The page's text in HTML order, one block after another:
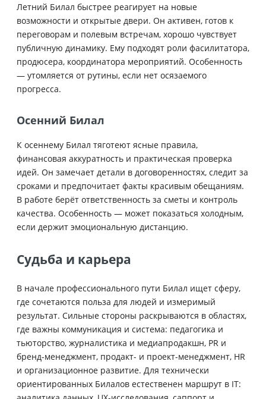
Летний Билал быстрее реагирует на новые
возможности и открытые двери. Он активен, готов к
переговорам и полевым встречам, хорошо чувствует
публичную динамику. Ему подходят роли фасилитатора,
продюсера, координатора мероприятий. Особенность
— утомляется от рутины, если нет осязаемого
прогресса.
Осенний Билал
К осеннему Билал тяготеют ясные правила,
финансовая аккуратность и практическая проверка
идей. Он замечает детали в договоренностях, следит за
сроками и предпочитает факты красивым обещаниям.
В работе берёт ответственность за сметы и контроль
качества. Особенность — может показаться холодным,
если держит эмоциональную дистанцию.
Судьба и карьера
В начале профессионального пути Билал ищет сферу,
где сочетаются польза для людей и измеримый
результат. Сильные стороны раскрываются в областях,
где важны коммуникация и система: педагогика и
тьюторство, журналистика и медиапродакшн, PR и
бренд-менеджмент, продакт- и проект-менеджмент, HR
и организационное развитие. Для технически
ориентированных Билалов естественен маршрут в IT: